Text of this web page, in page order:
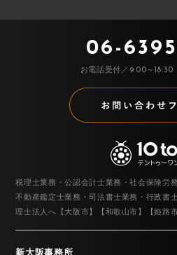
06-
お電話受付／9:00～18:30
税理士業務・公認会計士業務・社会保険労
不動産鑑定士業務・司法書士業務・行政書
理士法人へ【大阪市】【和歌山市】【姫路市